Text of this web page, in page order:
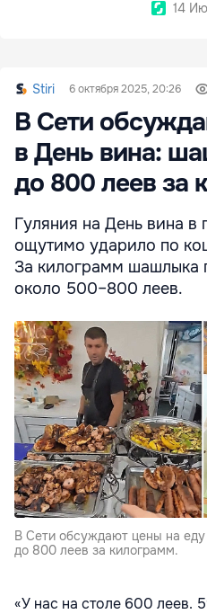
14
Stiri 6 октября 2025, 20:26
В Сети
в День вина:
до 800 леев за
Гуляния на День вина
ощутимо ударило по
За килограмм шашлыка
около 500–800 леев.
В Сети обсуждают цены на
до 800 леев за килограмм.
«У нас на столе 600 леев.